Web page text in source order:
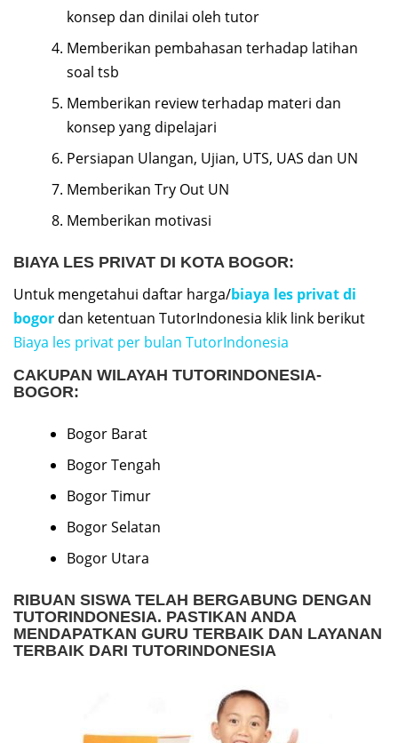
konsep dan dinilai oleh tutor
Memberikan pembahasan terhadap latihan
soal tsb
Memberikan review terhadap materi dan
konsep yang dipelajari
Persiapan Ulangan, Ujian, UTS, UAS dan UN
Memberikan Try Out UN
Memberikan motivasi
BIAYA LES PRIVAT DI KOTA BOGOR:
Untuk mengetahui daftar harga/biaya les privat di
bogor dan ketentuan TutorIndonesia klik link berikut
Biaya les privat per bulan TutorIndonesia
CAKUPAN WILAYAH TUTORINDONESIA-
BOGOR:
Bogor Barat
Bogor Tengah
Bogor Timur
Bogor Selatan
Bogor Utara
RIBUAN SISWA TELAH BERGABUNG DENGAN
TUTORINDONESIA. PASTIKAN ANDA
MENDAPATKAN GURU TERBAIK DAN LAYANAN
TERBAIK DARI TUTORINDONESIA